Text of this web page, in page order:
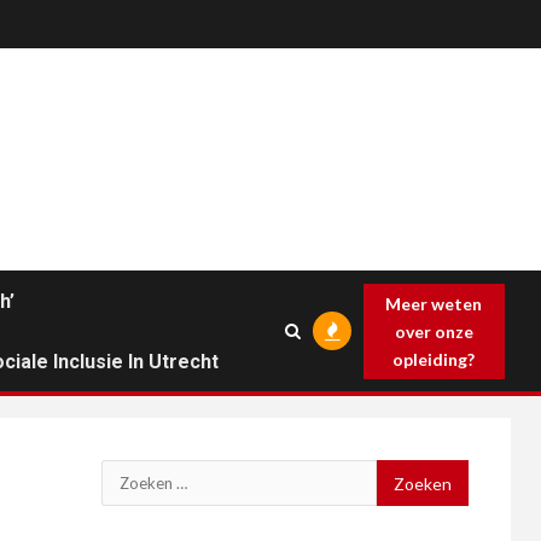
Inclusie In Utrecht
Meer weten
over onze
opleiding?
Zoeken
naar: